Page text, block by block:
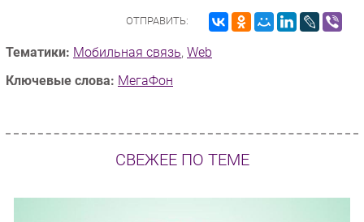
ОТПРАВИТЬ:
Тематики: Мобильная связь, Web
Ключевые слова: МегаФон
СВЕЖЕЕ ПО ТЕМЕ